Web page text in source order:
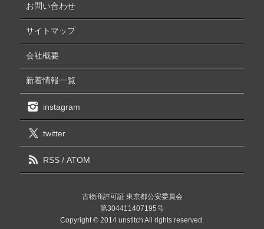
お問い合わせ
サイトマップ
会社概要
新着情報一覧
instagram
twitter
RSS/ ATOM
古物商許可証 東京都公安委員会
第304411407195号
Copyright © 2014 unstitch All rights reserved.